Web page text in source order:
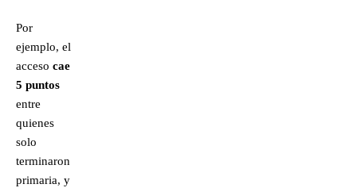
Por
ejemplo, el
acceso cae
5 puntos
entre
quienes
solo
terminaron
primaria, y